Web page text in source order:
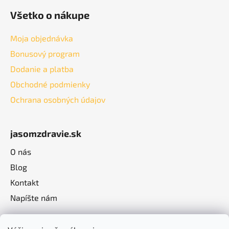
Všetko o nákupe
Moja objednávka
Bonusový program
Dodanie a platba
Obchodné podmienky
Ochrana osobných údajov
jasomzdravie.sk
O nás
Blog
Kontakt
Napíšte nám